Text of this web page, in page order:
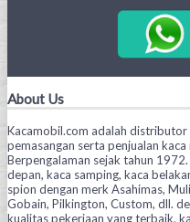
About Us
Kacamobil.com adalah
pemasangan serta penjualan
Berpengalaman sejak tahun
depan, kaca samping, kaca
spion dengan merk Asahimas,
Gobain, Pilkington, Custom, dll.
kualitas pekerjaan yang terbaik,